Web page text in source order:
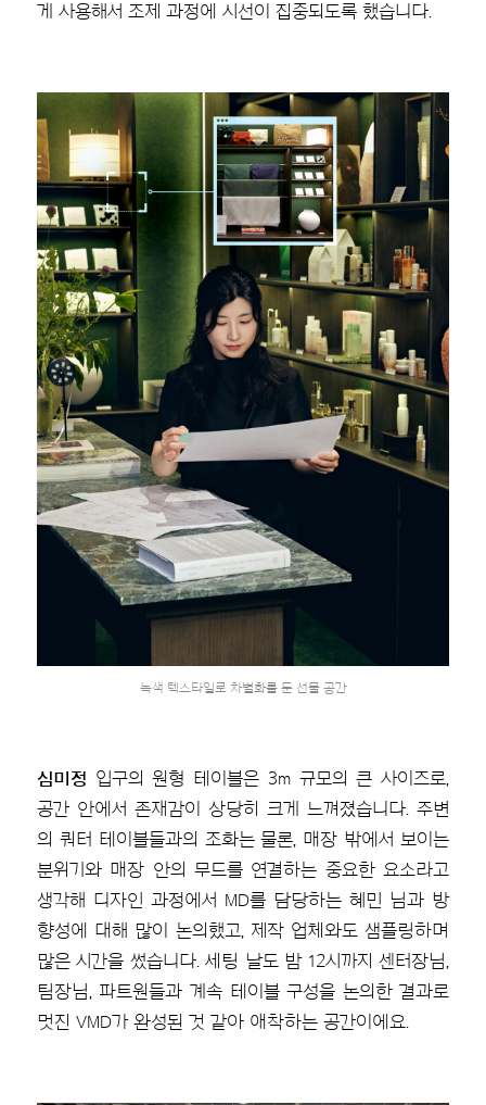
게 사용해서 조제 과정에 시선이 집중되도록 했습니다.
녹색 텍스타일로 차별화를 둔 선물 공간
심미정 입구의 원형 테이블은 3m 규모의 큰 사이즈로,
공간 안에서 존재감이 상당히 크게 느껴졌습니다. 주변
의 쿼터 테이블들과의 조화는 물론, 매장 밖에서 보이는
분위기와 매장 안의 무드를 연결하는 중요한 요소라고
생각해 디자인 과정에서 MD를 담당하는 혜민 님과 방
향성에 대해 많이 논의했고, 제작 업체와도 샘플링하며
많은 시간을 썼습니다. 세팅 날도 밤 12시까지 센터장님,
팀장님, 파트원들과 계속 테이블 구성을 논의한 결과로
멋진 VMD가 완성된 것 같아 애착하는 공간이에요.